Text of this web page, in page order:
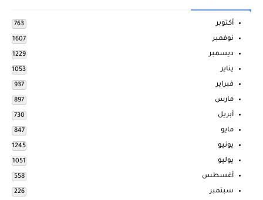
أكتوبر 763
نوفمبر 1607
ديسمبر 1229
يناير 1053
فبراير 937
مارس 897
أبريل 730
مايو 847
يونيو 1245
يوليو 1051
أغسطس 558
سبتمبر 226